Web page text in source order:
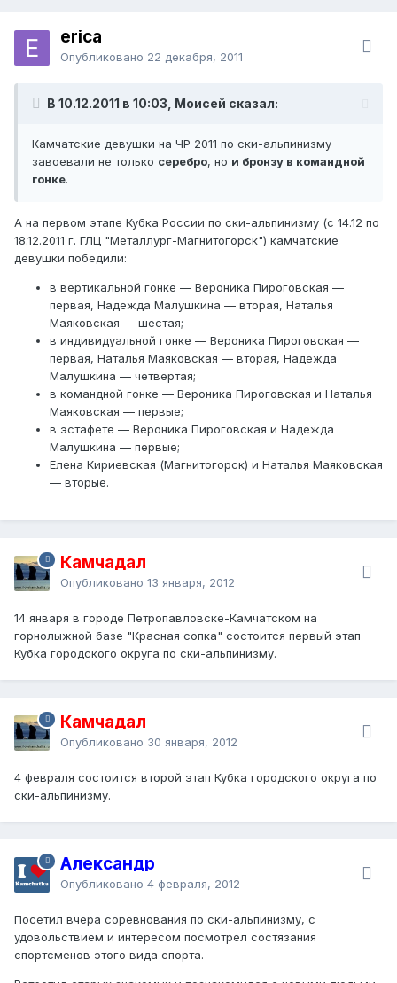
erica
Опубликовано 22 декабря, 2011
В 10.12.2011 в 10:03, Моисей сказал:
Камчатские девушки на ЧР 2011 по ски-альпинизму
завоевали не только серебро, но и бронзу в командной
гонке.
А на первом этапе Кубка России по ски-альпинизму (с 14.12 по
18.12.2011 г. ГЛЦ "Металлург-Магнитогорск") камчатские
девушки победили:
в вертикальной гонке — Вероника Пироговская —
первая, Надежда Малушкина — вторая, Наталья
Маяковская — шестая;
в индивидуальной гонке — Вероника Пироговская —
первая, Наталья Маяковская — вторая, Надежда
Малушкина — четвертая;
в командной гонке — Вероника Пироговская и Наталья
Маяковская — первые;
в эстафете — Вероника Пироговская и Надежда
Малушкина — первые;
Елена Кириевская (Магнитогорск) и Наталья Маяковская
— вторые.
Камчадал
Опубликовано 13 января, 2012
14 января в городе Петропавловске-Камчатском на
горнолыжной базе "Красная сопка" состоится первый этап
Кубка городского округа по ски-альпинизму.
Камчадал
Опубликовано 30 января, 2012
4 февраля состоится второй этап Кубка городского округа по
ски-альпинизму.
Александр
Опубликовано 4 февраля, 2012
Посетил вчера соревнования по ски-альпинизму, с
удовольствием и интересом посмотрел состязания
спортсменов этого вида спорта.